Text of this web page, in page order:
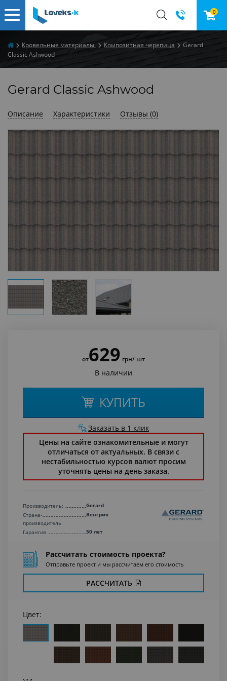
0
Кровельные материалы Композитная черепица
Gerard
Classic Ashwood
Gerard Classic Ashwood
Описание Характеристики Отзывы (0)
от629 грн/ шт
В наличии
КУПИТЬ
Заказать в 1 клик
Цены на сайте ознакомительные и могут
отличаться от актуальных. В связи с
нестабильностью курсов валют просим
уточнять цены на день заказа.
Производитель:
Gerard
Страна-
производитель
Венгрия
Гарантия 50 лет
Рассчитать стоимость проекта?
Отправьте проект и мы рассчитаем его стоимость
РАССЧИТАТЬ
Цвет: